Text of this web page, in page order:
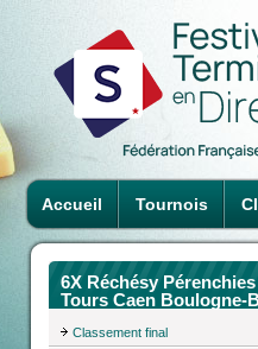
Accueil Tournois
6X Réchésy
Tours Caen Boulogne-
Classement final